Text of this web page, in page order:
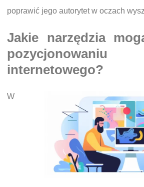
poprawić jego autorytet w oczach
Jakie narzędzia
internetowego?
W